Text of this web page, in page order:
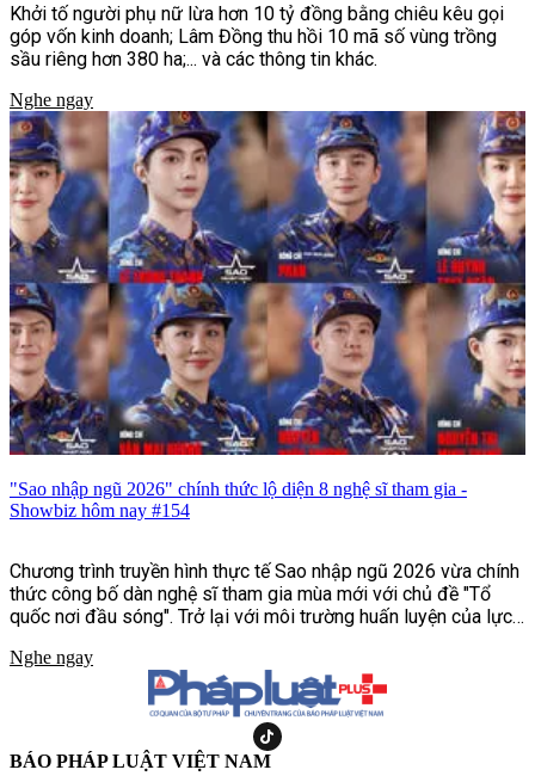
Khởi tố người phụ nữ lừa hơn 10 tỷ đồng bằng chiêu kêu gọi
góp vốn kinh doanh; Lâm Đồng thu hồi 10 mã số vùng trồng
sầu riêng hơn 380 ha;... và các thông tin khác.
Nghe ngay
"Sao nhập ngũ 2026" chính thức lộ diện 8 nghệ sĩ tham gia -
Showbiz hôm nay #154
Chương trình truyền hình thực tế Sao nhập ngũ 2026 vừa chính
thức công bố dàn nghệ sĩ tham gia mùa mới với chủ đề "Tổ
quốc nơi đầu sóng". Trở lại với môi trường huấn luyện của lực
những thử thách khắc nghiệt hơn, chân thực hơn, tái hiện cuộc
sống và quá trình rèn luyện của những người lính nơi đầu sóng
Nghe ngay
BÁO PHÁP LUẬT VIỆT NAM